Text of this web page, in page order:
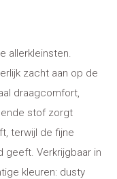
allerkleinsten.
zacht aan op de
draagcomfort,
stof zorgt
terwijl de fijne
geeft. Verkrijgbaar in
kleuren: dusty